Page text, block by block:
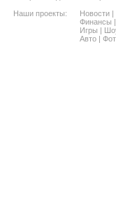
Наши проекты:
Новости |
Финансы |
Игры |
Авто |